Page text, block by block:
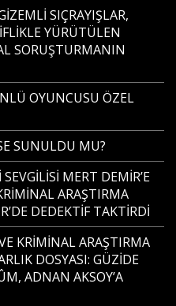
SIÇRAYIŞLAR,
YÜRÜTÜLEN
SORUŞTURMANIN
OYUNCUSU ÖZEL
SUNULDU MU?
MERT DEMİR’E
ARAŞTIRMA
DEDEKTİF TAKTİRDİ
KRİMİNAL ARAŞTIRMA
DOSYASI: GÜZİDE
ADNAN AKSOY’A